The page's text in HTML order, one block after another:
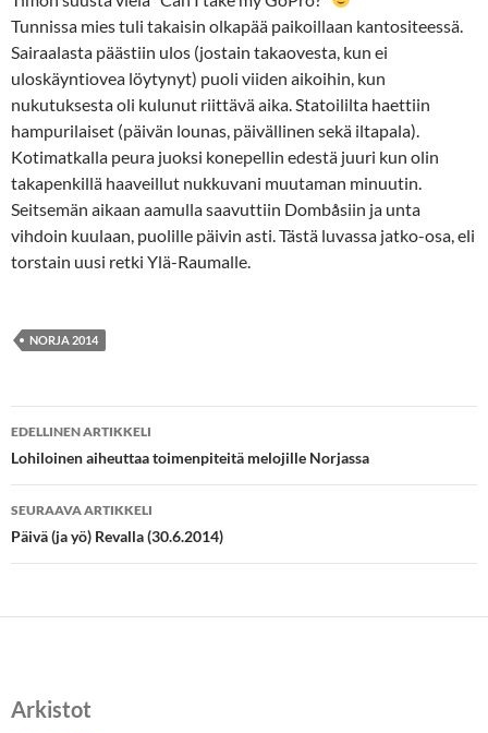
Tunnissa mies tuli takaisin olkapää paikoillaan kantositeessä.
Sairaalasta päästiin ulos (jostain takaovesta, kun ei
uloskäyntiovea löytynyt) puoli viiden aikoihin, kun
nukutuksesta oli kulunut riittävä aika. Statoililta haettiin
hampurilaiset (päivän lounas, päivällinen sekä iltapala).
Kotimatkalla peura juoksi konepellin edestä juuri kun olin
takapenkillä haaveillut nukkuvani muutaman minuutin.
Seitsemän aikaan aamulla saavuttiin Dombåsiin ja unta
vihdoin kuulaan, puolille päivin asti. Tästä luvassa jatko-osa, eli
torstain uusi retki Ylä-Raumalle.
NORJA 2014
Artikkelien
selaus
EDELLINEN ARTIKKELI
Lohiloinen aiheuttaa toimenpiteitä melojille Norjassa
SEURAAVA ARTIKKELI
Päivä (ja yö) Revalla (30.6.2014)
Arkistot